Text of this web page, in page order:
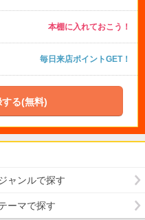
本棚に入れておこう！
毎日来店ポイントGET！
る(無料)
ャンルで探す
ーマで探す